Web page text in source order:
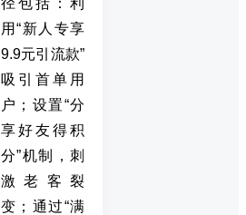
用“新人专享
9.9元引流款”
吸引首单用
户；设置“分
享好友得积
分”机制，刺
激老客裂
变；通过“满